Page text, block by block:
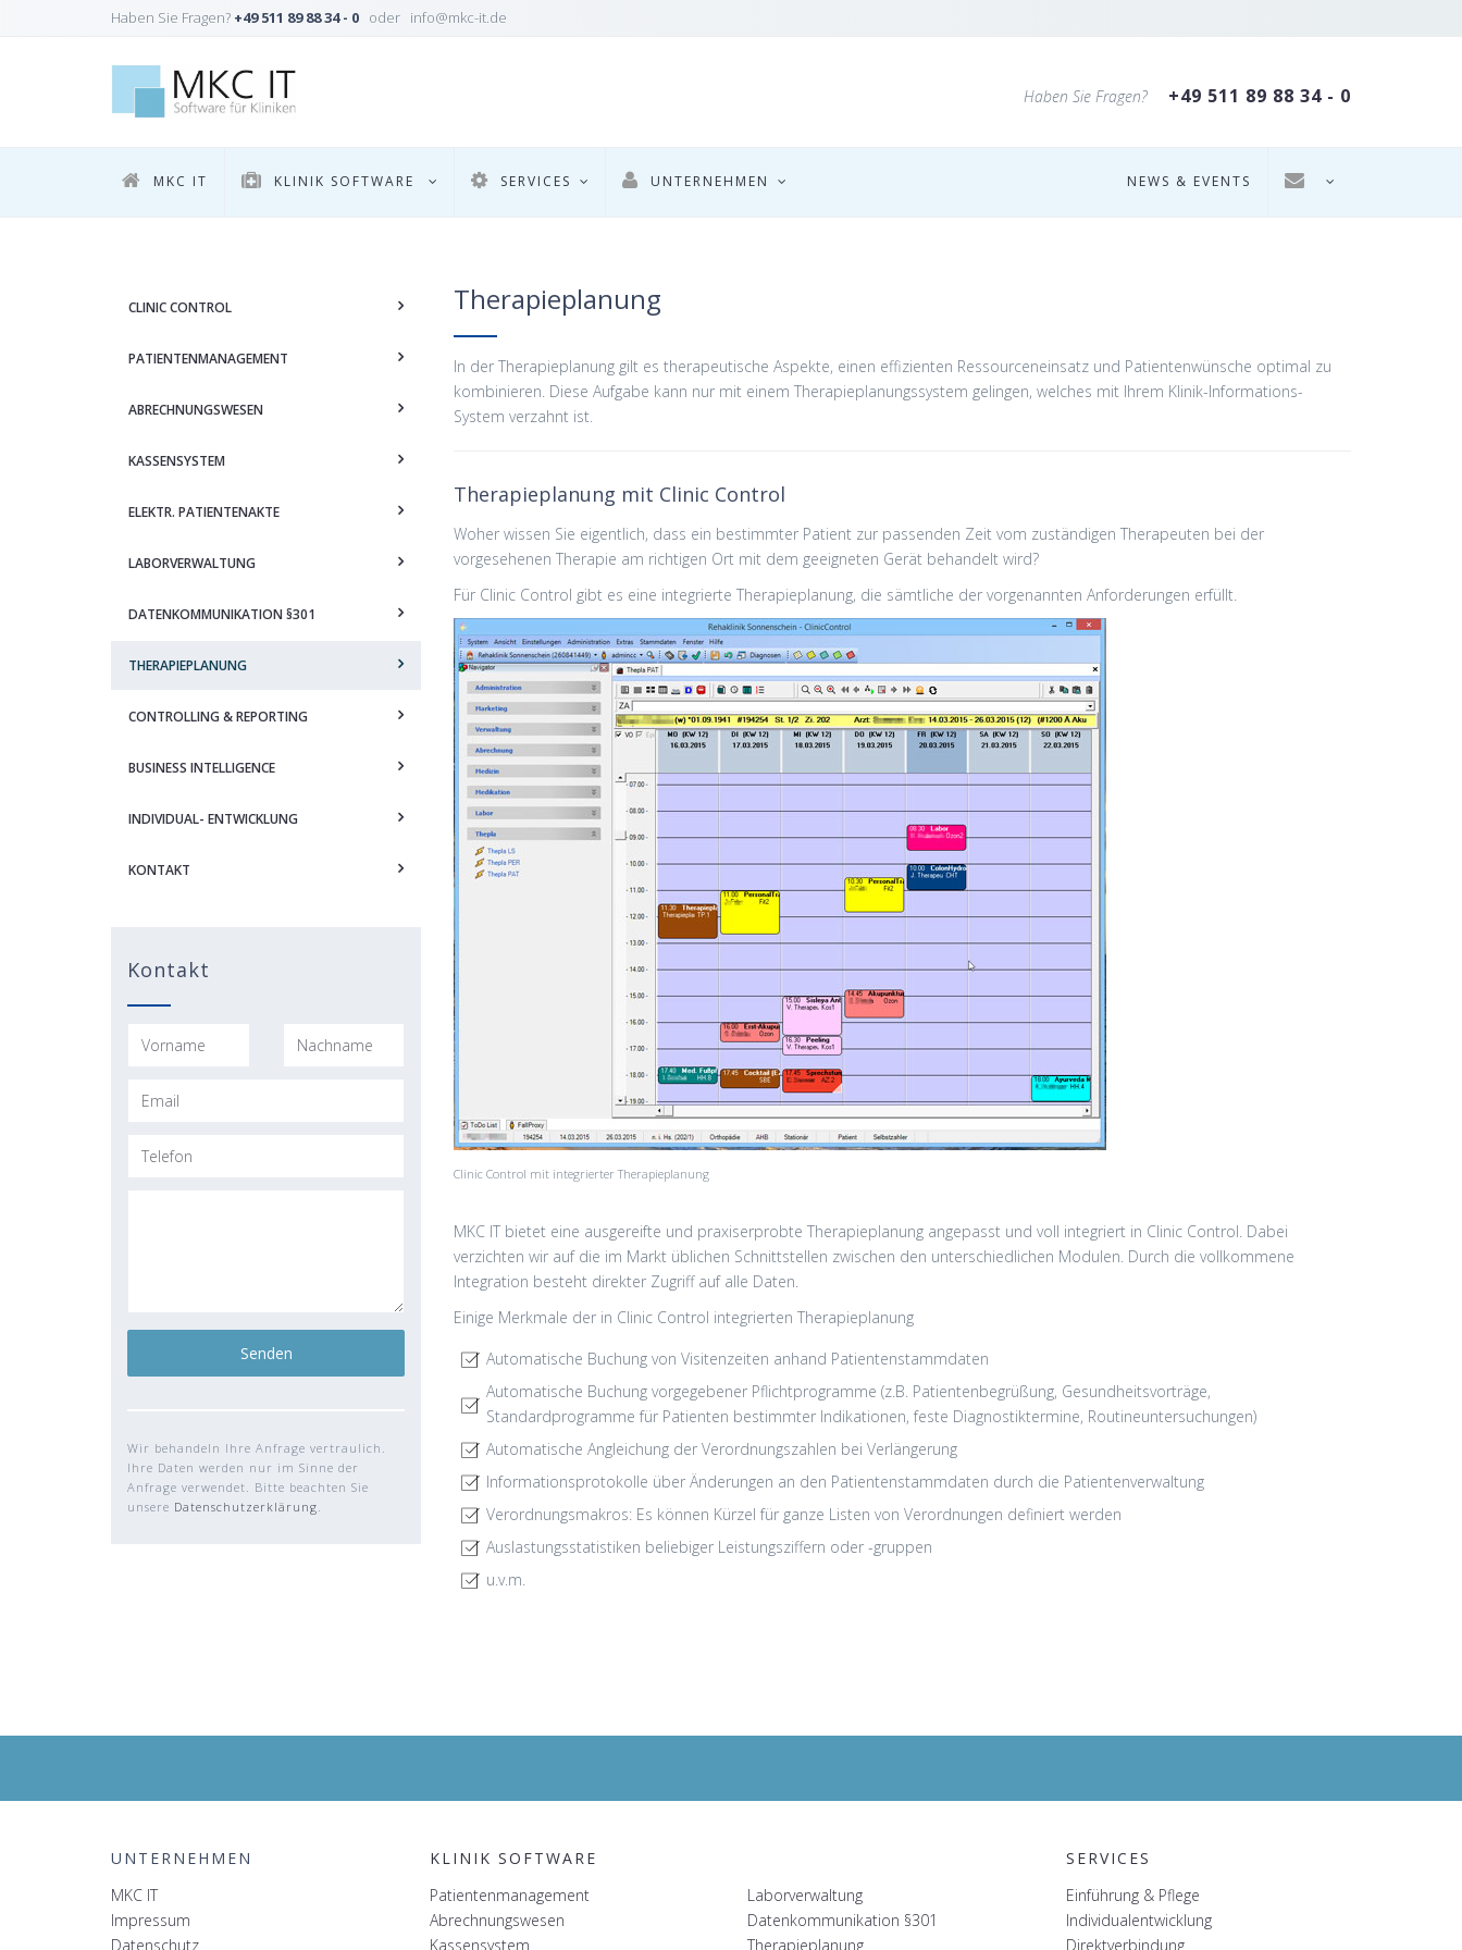
Haben Sie Fragen? +49 511 89 88 34 - 0 oder info@mkc-it.de
Haben Sie Fragen? +49 511 89 88 34 - 0
MKC IT KLINIK SOFTWARE SERVICES UNTERNEHMEN NEWS & EVENTS
CLINIC CONTROL
PATIENTENMANAGEMENT
ABRECHNUNGSWESEN
KASSENSYSTEM
ELEKTR. PATIENTENAKTE
LABORVERWALTUNG
DATENKOMMUNIKATION §301
THERAPIEPLANUNG
CONTROLLING & REPORTING
BUSINESS INTELLIGENCE
INDIVIDUAL- ENTWICKLUNG
KONTAKT
Kontakt
Wir behandeln Ihre Anfrage vertraulich.
Ihre Daten werden nur im Sinne der
Anfrage verwendet. Bitte beachten Sie
unsere Datenschutzerklärung.
Therapieplanung
In der Therapieplanung gilt es therapeutische Aspekte, einen effizienten Ressourceneinsatz und Patientenwünsche optimal zu
kombinieren. Diese Aufgabe kann nur mit einem Therapieplanungssystem gelingen, welches mit Ihrem Klinik-Informations-
System verzahnt ist.
Therapieplanung mit Clinic Control
Woher wissen Sie eigentlich, dass ein bestimmter Patient zur passenden Zeit vom zuständigen Therapeuten bei der
vorgesehenen Therapie am richtigen Ort mit dem geeigneten Gerät behandelt wird?
Für Clinic Control gibt es eine integrierte Therapieplanung, die sämtliche der vorgenannten Anforderungen erfüllt.
Clinic Control mit integrierter Therapieplanung
MKC IT bietet eine ausgereifte und praxiserprobte Therapieplanung angepasst und voll integriert in Clinic Control. Dabei
verzichten wir auf die im Markt üblichen Schnittstellen zwischen den unterschiedlichen Modulen. Durch die vollkommene
Integration besteht direkter Zugriff auf alle Daten.
Einige Merkmale der in Clinic Control integrierten Therapieplanung
Automatische Buchung von Visitenzeiten anhand Patientenstammdaten
Automatische Buchung vorgegebener Pflichtprogramme (z.B. Patientenbegrüßung, Gesundheitsvorträge,
Standardprogramme für Patienten bestimmter Indikationen, feste Diagnostiktermine, Routineuntersuchungen)
Automatische Angleichung der Verordnungszahlen bei Verlängerung
Informationsprotokolle über Änderungen an den Patientenstammdaten durch die Patientenverwaltung
Verordnungsmakros: Es können Kürzel für ganze Listen von Verordnungen definiert werden
Auslastungsstatistiken beliebiger Leistungsziffern oder -gruppen
u.v.m.
UNTERNEHMEN
MKC IT
Impressum
Datenschutz
KLINIK SOFTWARE
Patientenmanagement
Abrechnungswesen
Kassensystem
Laborverwaltung
Datenkommunikation §301
Therapieplanung
SERVICES
Einführung & Pflege
Individualentwicklung
Direktverbindung